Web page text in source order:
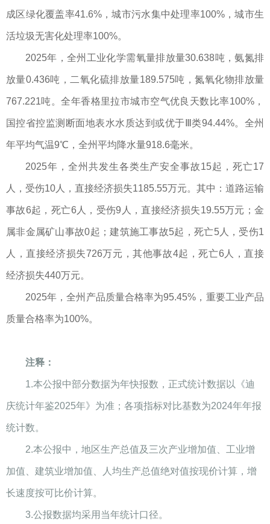
成区绿化覆盖率41.6%，城市污水集中处理率100%，城市生
活垃圾无害化处理率100%。
2025年，全州工业化学需氧量排放量30.638吨，氨氮排
放量0.436吨，二氧化硫排放量189.575吨，氮氧化物排放量
767.221吨。全年香格里拉市城市空气优良天数比率100%，
国控省控监测断面地表水水质达到或优于Ⅲ类94.44%。全州
年平均气温9℃，全州平均降水量918.6毫米。
2025年，全州共发生各类生产安全事故15起，死亡17
人，受伤10人，直接经济损失1185.55万元。其中：道路运输
事故6起，死亡6人，受伤9人，直接经济损失19.55万元；金
属非金属矿山事故0起；建筑施工事故5起，死亡5人，受伤1
人，直接经济损失726万元，其他事故4起，死亡6人，直接
经济损失440万元。
2025年，全州产品质量合格率为95.45%，重要工业产品
质量合格率为100%。
注释：
1.本公报中部分数据为年快报数，正式统计数据以《迪
庆统计年鉴2025年》为准；各项指标对比基数为2024年年报
统计数。
2.本公报中，地区生产总值及三次产业增加值、工业增
加值、建筑业增加值、人均生产总值绝对值按现价计算，增
长速度按可比价计算。
3.公报数据均采用当年统计口径。